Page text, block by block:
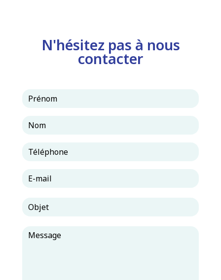
N'hésitez pas à nous
contacter